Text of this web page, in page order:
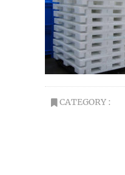
CATEGORY :